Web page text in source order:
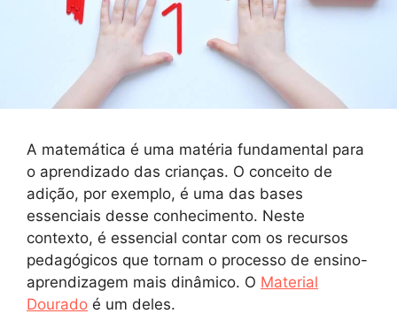
A matemática é uma matéria fundamental para
o aprendizado das crianças. O conceito de
adição, por exemplo, é uma das bases
essenciais desse conhecimento. Neste
contexto, é essencial contar com os recursos
pedagógicos que tornam o processo de ensino-
aprendizagem mais dinâmico. O Material
Dourado é um deles.